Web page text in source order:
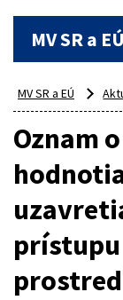
MV SR a EÚ
MV SR a EÚ
Oznam